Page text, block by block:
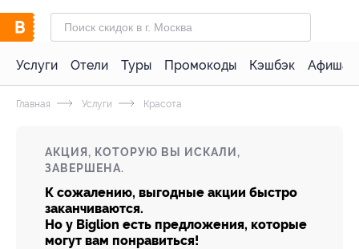
Услуги Отели Туры Промокоды Кэшбэк Афиша
Главная Услуги Красота
АКЦИЯ, КОТОРУЮ ВЫ ИСКАЛИ,
ЗАВЕРШЕНА.
К сожалению, выгодные акции быстро
заканчиваются.
Но у Biglion есть предложения, которые
могут вам понравиться!